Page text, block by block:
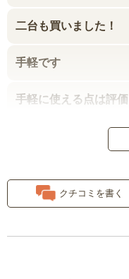
二台も買いました！
手軽です
手軽に使える点は評価
静かです。
クチコミを書く